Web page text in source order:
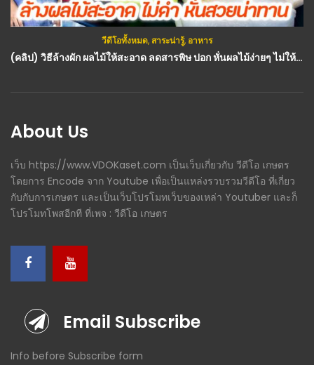
วีดีโอทั้งหมด, สาระน่ารู้, อาหาร
(คลิป) วิธีล้างผัก ผลไม้ให้สะอาด ลดสารพิษ ปอก หั่นผลไม้ง่ายๆ ไม่ให้ดำ จัดผลไม้น่ากิน แอปเปิ้ล สาลี่ ฝรั่ง : วีดีโอ เกษตร
About Us
เว็บ https://www.VDOKaset.com เป็นเว็บเกี่ยวกับ วีดีโอ เกษตร
โดยการ Encode จาก Youtube เพื่อเป็นแหล่งรวบรวมวีดีโอ ที่เกี่ยว
กับกับการเกษตร และเป็นเว็บโปรโมทเว็บของเหล่า Youtuber และก็
โปรโมทโพสอีกที ที่เพจ : วีดีโอ เกษตร
Email Subscribe
Info before Subscribe form